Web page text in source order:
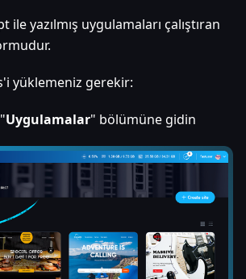
ile yazılmış uygulamaları çalıştıran
yüklemeniz gerekir:
Uygulamalar" bölümüne gidin